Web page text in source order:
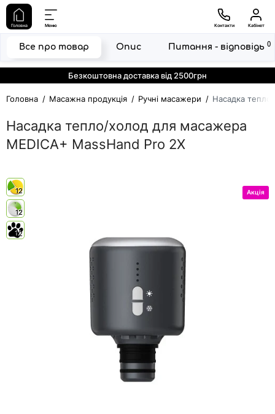
Безкоштовна доставка від 2500грн
Головна Меню Контакти Кабінет
Головна Масажна продукція Ручні масажери Насадка
Насадка тепло/холод для масажера
MEDICA+ MassHand Pro 2Х
Все про товар Опис Питання - відповідь 0
12
12
12
Акція